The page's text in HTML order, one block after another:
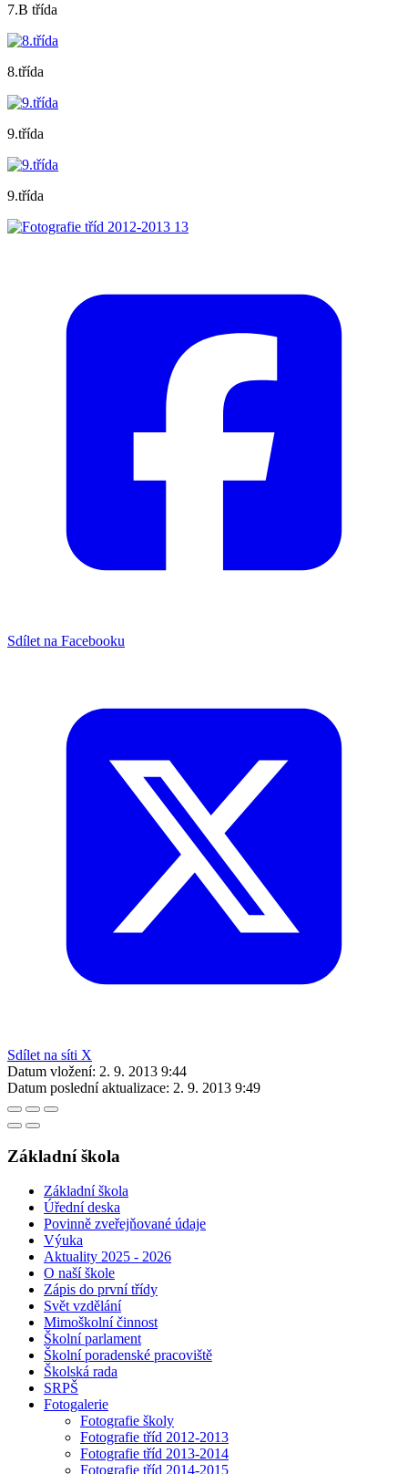
7.B třída
8.třída
9.třída
9.třída
Sdílet na Facebooku
Sdílet na síti X
Datum vložení: 2. 9. 2013 9:44
Datum poslední aktualizace: 2. 9. 2013 9:49
Základní škola
Základní škola
Úřední deska
Povinně zveřejňované údaje
Výuka
Aktuality 2025 - 2026
O naší škole
Zápis do první třídy
Svět vzdělání
Mimoškolní činnost
Školní parlament
Školní poradenské pracoviště
Školská rada
SRPŠ
Fotogalerie
Fotografie školy
Fotografie tříd 2012-2013
Fotografie tříd 2013-2014
Fotografie tříd 2014-2015